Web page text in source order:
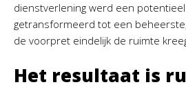
dienstverlening werd een
getransformeerd tot een
de voorpret eindelijk de ruimte
Het resultaat is